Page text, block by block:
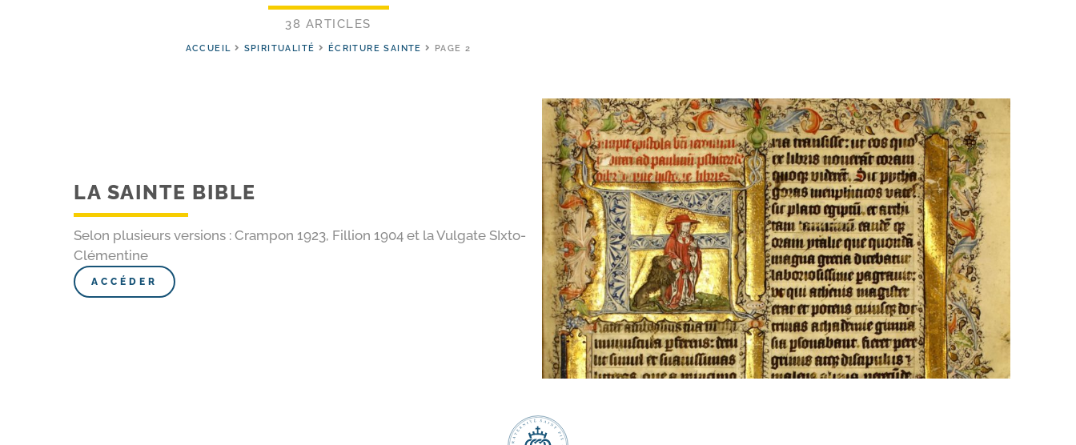
38 ARTICLES
ACCUEIL SPIRITUALITÉ ÉCRITURE SAINTE PAGE 2
LA SAINTE BIBLE
Selon plusieurs versions : Crampon 1923, Fillion 1904 et la Vulgate SIxto-
Clémentine
ACCÉDER